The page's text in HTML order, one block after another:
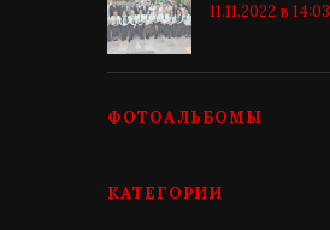
11.11.2022 в 14:03
ФОТОАЛЬБОМЫ
КАТЕГОРИИ